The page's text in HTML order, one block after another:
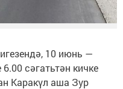
10 июнь —
сәгатьтән кичке
Каракүл аша Зур